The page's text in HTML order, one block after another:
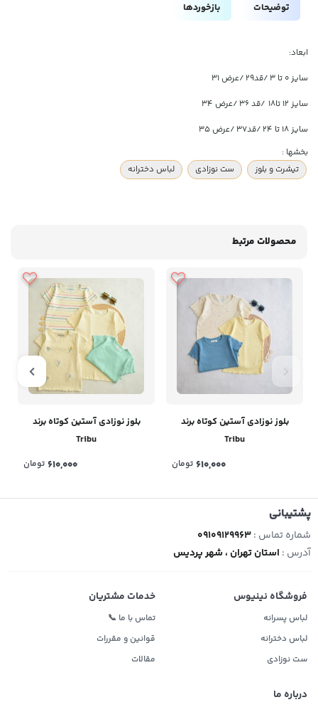
توضیحات بازخوردها
ابعاد:
سایز ۰ تا ۳
/قد۲۹ /عرض ۳۱
سایز ۱۲ تا۱۸ /قد ۳۶ /عرض ۳۴
سایز ۱۸ تا ۲۴ /قد۳۷ /عرض ۳۵
بخشها :
تیشرت و بلوز
ست نوزادی لباس دخترانه
محصولات مرتبط
بلوز نوزادی آستین کوتاه برند
Tribu
610,000 تومان
بلوز نوزادی آستین کوتاه برند
Tribu
610,000 تومان
پشتیبانی
شماره تماس :09109129963
آدرس : استان تهران ، شهر پردیس
فروشگاه نینیوس
لباس پسرانه
لباس دخترانه
ست نوزادی
خدمات مشتریان
تماس با ما 📞
قوانین و مقررات
مقالات
درباره ما